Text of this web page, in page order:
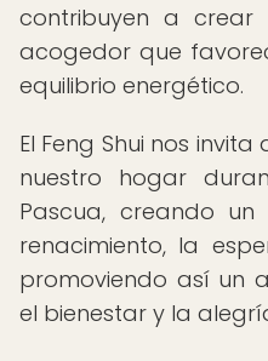
contribuyen a
acogedor que
equilibrio energético.
El Feng Shui nos
nuestro hogar
Pascua, creando
renacimiento, la
promoviendo así un
el bienestar y la